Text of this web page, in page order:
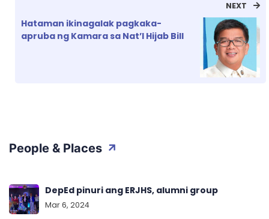
NEXT
Hataman ikinagalak pagkaka-
apruba ng Kamara sa Nat’l Hijab Bill
People & Places
DepEd pinuri ang ERJHS, alumni group
Mar 6, 2024